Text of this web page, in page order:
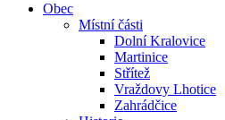
Obec
Místní části
Dolní Kralovice
Martinice
Střítež
Vraždovy Lhotice
Zahrádčice